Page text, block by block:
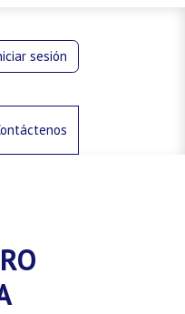
sesión